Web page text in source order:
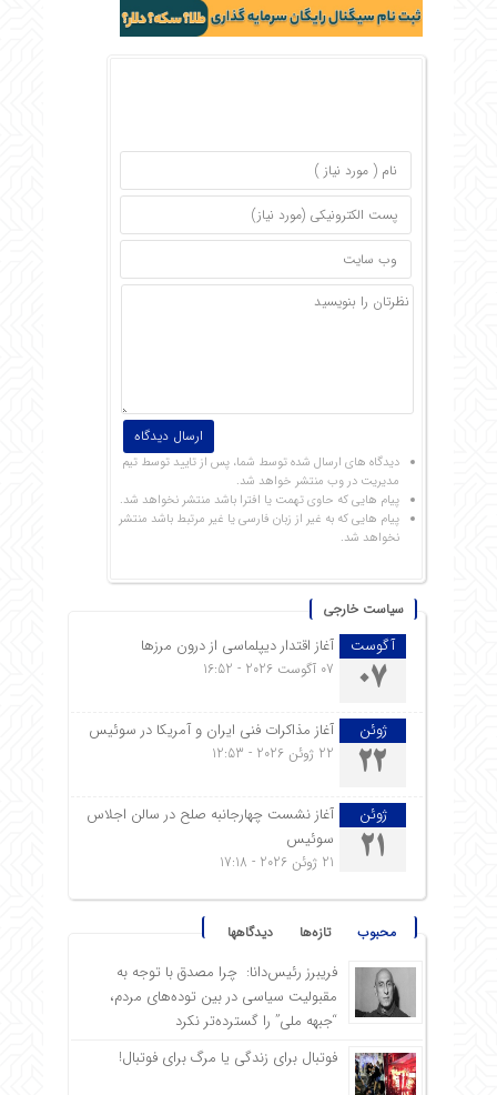
دیدگاه های ارسال شده توسط شما، پس از تایید توسط تیم
مدیریت در وب منتشر خواهد شد.
پیام هایی که حاوی تهمت یا افترا باشد منتشر نخواهد شد.
پیام هایی که به غیر از زبان فارسی یا غیر مرتبط باشد منتشر
نخواهد شد.
سیاست خارجی
آگوست
07
آغاز اقتدار دیپلماسی از درون مرزها
07 آگوست 2026 - 16:52
ژوئن
22
آغاز مذاکرات فنی ایران و آمریکا در سوئیس
22 ژوئن 2026 - 12:53
ژوئن
21
آغاز نشست چهارجانبه صلح در سالن اجلاس
سوئیس
21 ژوئن 2026 - 17:18
محبوب تازه‌ها دیدگاهها
فریبرز رئیس‌دانا: چرا مصدق با توجه به
مقبولیت سیاسی در بین توده‌های مردم،
“جبهه ملی” را گسترده‌تر نکرد
فوتبال برای زندگی یا مرگ برای فوتبال!